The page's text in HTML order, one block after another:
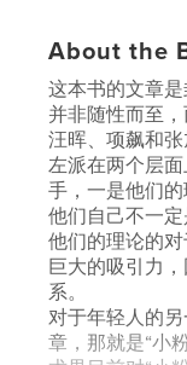
About the
这本书的文章
并非随性而至，
汪晖、项飙和
左派在两个层
手，一是他们
他们自己不一
他们的理论的
巨大的吸引力
系。
对于年轻人的
章，那就是“小